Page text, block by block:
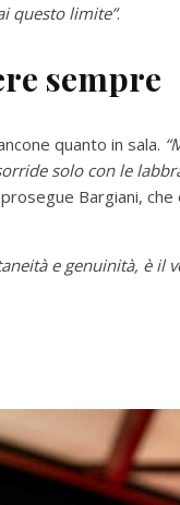
questo limite”.
sempre
quanto in sala.
solo con le
Bargiani, che
e genuinità, è il